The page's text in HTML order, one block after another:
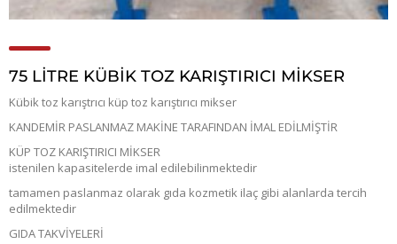
75 LİTRE KÜBİK TOZ KARIŞTIRICI MİKSER
Kübik toz karıştrıcı küp toz karıştırıcı mikser
KANDEMİR PASLANMAZ MAKİNE TARAFINDAN İMAL EDİLMİŞTİR
KÜP TOZ KARIŞTIRICI MİKSER
istenilen kapasitelerde imal edilebilinmektedir
tamamen paslanmaz olarak gıda kozmetik ilaç gibi alanlarda tercih
edilmektedir
GIDA TAKVİYELERİ